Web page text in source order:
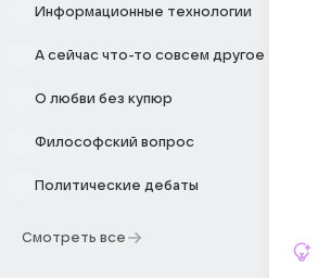
Информационные технологии
А сейчас что-то совсем другое
О любви без купюр
Философский вопрос
Политические дебаты
Смотреть все